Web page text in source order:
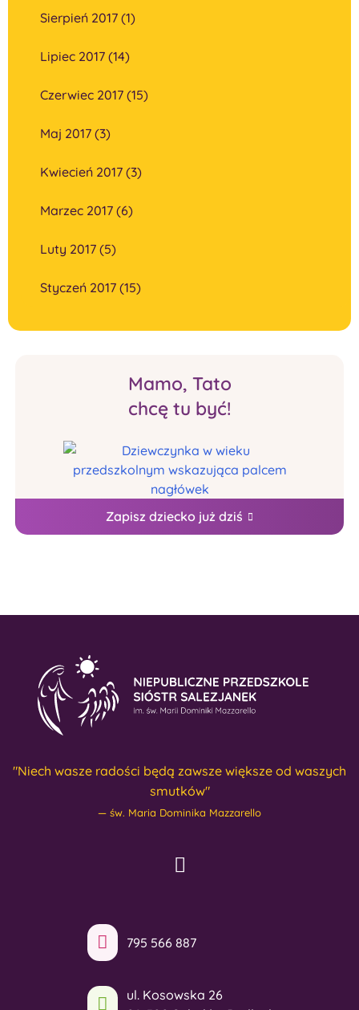
Sierpień 2017 (1)
Lipiec 2017 (14)
Czerwiec 2017 (15)
Maj 2017 (3)
Kwiecień 2017 (3)
Marzec 2017 (6)
Luty 2017 (5)
Styczeń 2017 (15)
Mamo, Tato
chcę tu być!
Zapisz dziecko już dziś
"Niech wasze radości będą zawsze większe od waszych
smutków"
św. Maria Dominika Mazzarello
795 566 887
ul. Kosowska 26